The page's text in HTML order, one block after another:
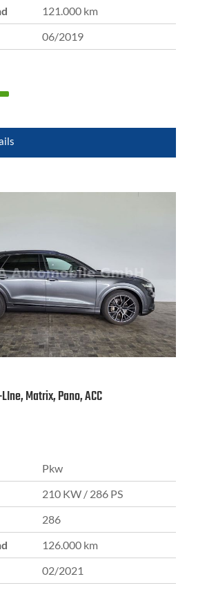
121.000 km
06/2019
Matrix, Pano, ACC
Pkw
210 KW / 286 PS
286
126.000 km
02/2021